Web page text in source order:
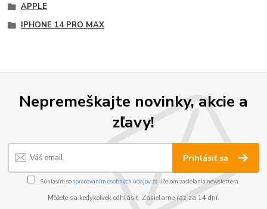
APPLE
IPHONE 14 PRO MAX
Nepremeškajte novinky, akcie a
zľavy!
Prihlásiť sa
Súhlasím sospracovaním osobných údajov za účelom zasielania newslettera.
Môžete sa kedykoľvek odhlásiť. Zasielame raz za 14 dní.